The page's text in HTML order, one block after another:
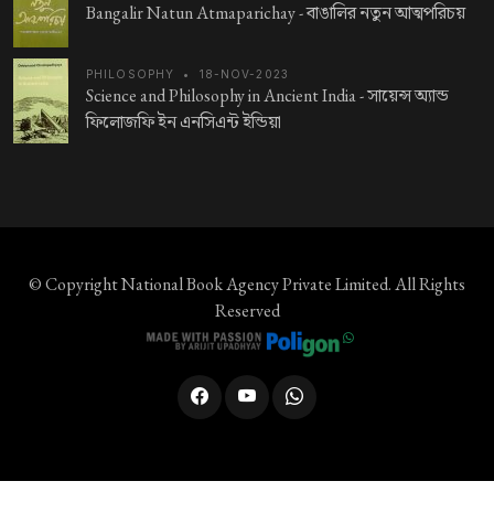
Bangalir Natun Atmaparichay -বাঙালির নতুন আত্মপরিচয়
PHILOSOPHY • 18-NOV-2023
Science and Philosophy in Ancient India -সায়েন্স অ্যান্ড
ফিলোজফি ইন এনসিএন্ট ইন্ডিয়া
© CopyrightNational Book Agency Private Limited. All Rights
Reserved